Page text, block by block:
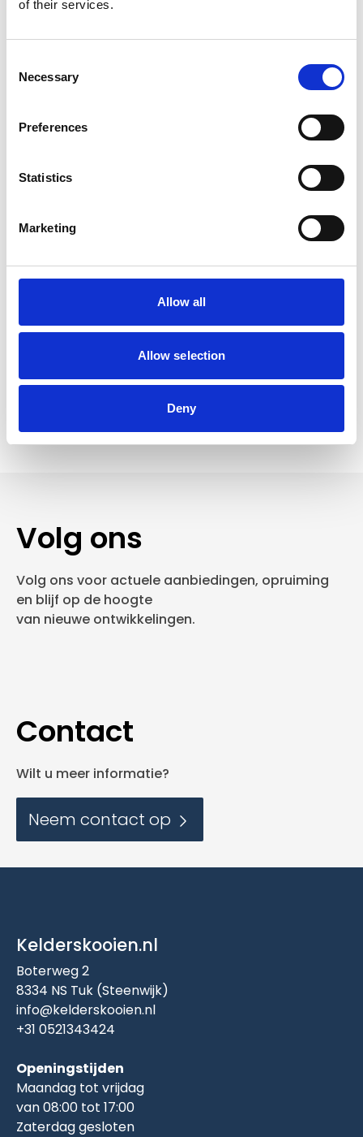
of their services.
Selection
Necessary
Preferences
Statistics
Marketing
Allow all
Allow selection
Deny
Animal Boulevard Country leer 2-
hondenlijn 12mm breed, 125cm lang
Op voorraad
In winkelwagen
Volg ons
Volg ons voor actuele aanbiedingen, opruiming
en blijf op de hoogte
van nieuwe ontwikkelingen.
Contact
Wilt u meer informatie?
Neem contact op
Kelderskooien.nl
Boterweg 2
8334 NS Tuk (Steenwijk)
info@kelderskooien.nl
+31 0521343424
Openingstijden
Maandag tot vrijdag
van 08:00 tot 17:00
Zaterdag gesloten